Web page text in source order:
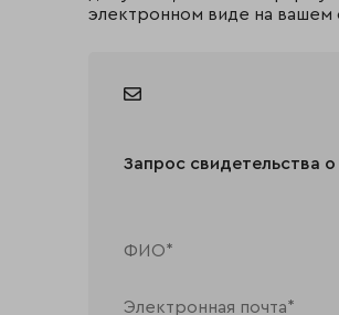
электронном виде на вашем
Запрос свидетельства